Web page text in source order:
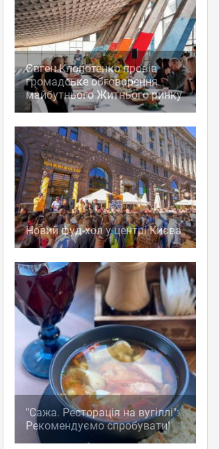
Євген Клопотенко провів
громадське обговорення
майбутнього Житнього ринку
Новий фуд-хол у центрі Києва
"Сажа. Ресторація на вугіллі":
Рекомендуємо спробувати!